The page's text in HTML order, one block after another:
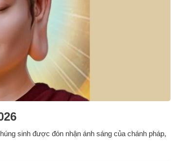
sinh được đón nhận ánh sáng của chánh pháp,